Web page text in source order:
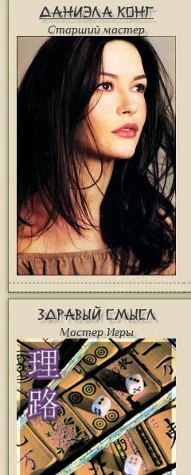
Даниэла Конг
Старший мастер
Здравый Смысл
Мастер Игры